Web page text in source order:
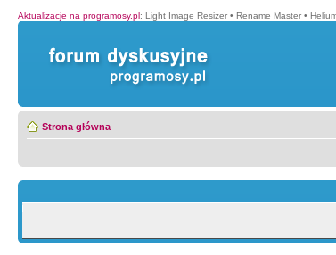
Aktualizacje na programosy.pl: Light Image Resizer • Rename Master •
Strona główna